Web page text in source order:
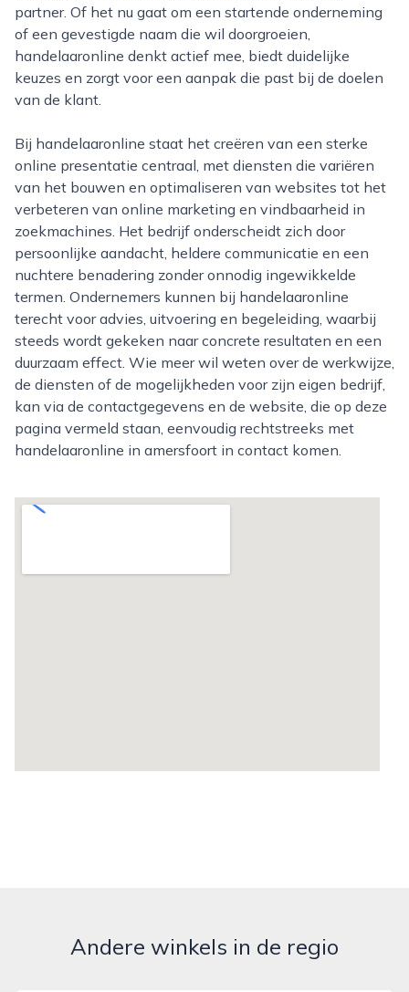
partner. Of het nu gaat om een startende onderneming
of een gevestigde naam die wil doorgroeien,
handelaaronline denkt actief mee, biedt duidelijke
keuzes en zorgt voor een aanpak die past bij de doelen
van de klant.
Bij handelaaronline staat het creëren van een sterke
online presentatie centraal, met diensten die variëren
van het bouwen en optimaliseren van websites tot het
verbeteren van online marketing en vindbaarheid in
zoekmachines. Het bedrijf onderscheidt zich door
persoonlijke aandacht, heldere communicatie en een
nuchtere benadering zonder onnodig ingewikkelde
termen. Ondernemers kunnen bij handelaaronline
terecht voor advies, uitvoering en begeleiding, waarbij
steeds wordt gekeken naar concrete resultaten en een
duurzaam effect. Wie meer wil weten over de werkwijze,
de diensten of de mogelijkheden voor zijn eigen bedrijf,
kan via de contactgegevens en de website, die op deze
pagina vermeld staan, eenvoudig rechtstreeks met
handelaaronline in amersfoort in contact komen.
Andere winkels in de regio